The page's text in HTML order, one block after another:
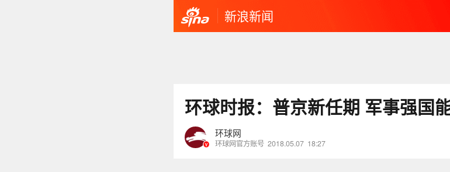
新浪新闻
环球时报：普京新任期 军事强国
环球网
环球网官方账号 2018.05.07 18:27